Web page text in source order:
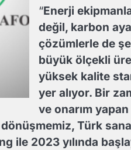
“Enerji
değil, karbon
çözümlerle de
büyük ölçekli
yüksek kalite
yer alıyor. Bir
ve onarım
Türk
ile 2023 yılında